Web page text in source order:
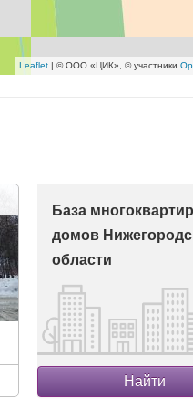
Leaflet | © ООО «ЦИК», © участники
База
домов
области
Найти